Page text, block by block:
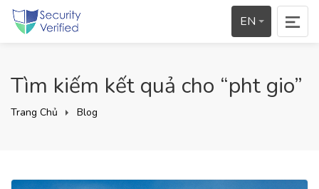
EN
Tìm kiếm kết quả cho “pht gio”
Trang Chủ Blog